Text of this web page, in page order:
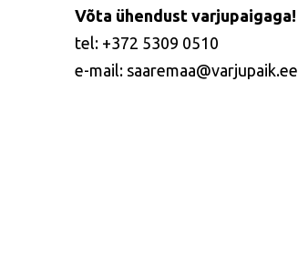
Võta ühendust varjupaigaga!
tel: +372 5309 0510
e-mail: saaremaa@varjupaik.ee